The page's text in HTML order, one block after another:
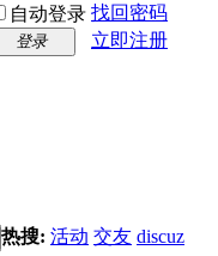
自动登录 找回密码
登录 立即注册
热搜: 活动 交友 discuz